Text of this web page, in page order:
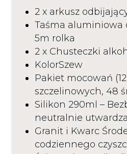
2 x arkusz
Taśma aluminiowa
5m rolka
2 x Chusteczki
KolorSzew
Pakiet mocowań
szczelinowych, 48
Silikon 290ml –
neutralnie
Granit i Kwarc
codziennego